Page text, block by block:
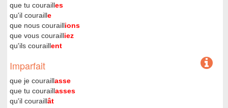
que tu courailles
qu'il couraille
que nous couraillions
que vous courailliez
qu'ils couraillent
Imparfait
que je couraillasse
que tu couraillasses
qu'il couraillât